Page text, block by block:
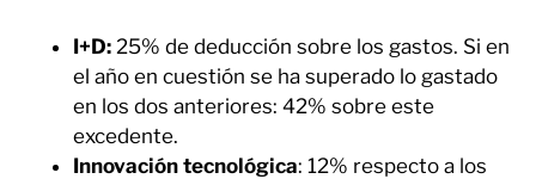
I+D: 25% de deducción sobre los gastos. Si en
el año en cuestión se ha superado lo gastado
en los dos anteriores: 42% sobre este
excedente.
Innovación tecnológica: 12% respecto a los